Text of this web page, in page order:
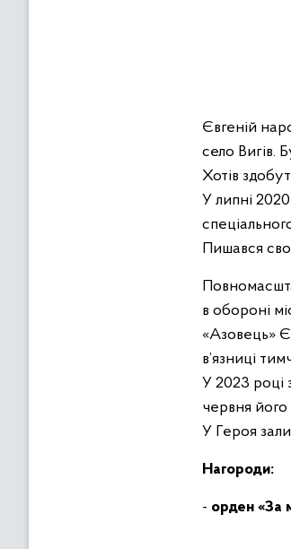
Євгеній
село Вигів.
Хотів
У липні
Пишався
в обороні
«Азовець»
в’язниці
У 2023 році
червня
У Героя
Нагороди:
- орден «За